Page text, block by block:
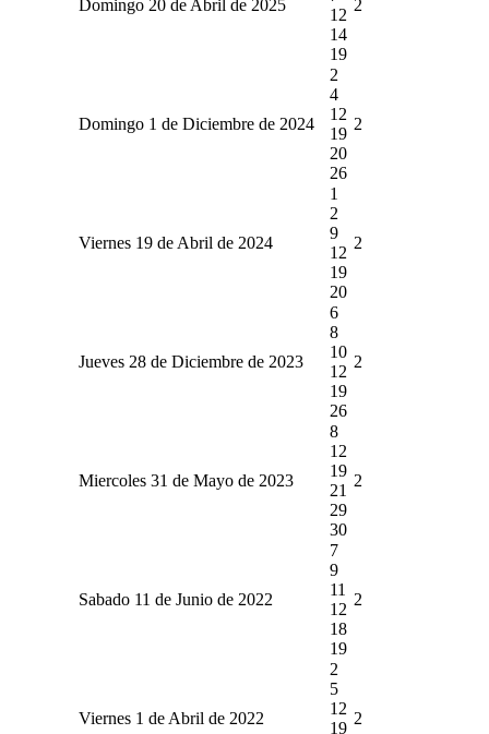
Domingo 20 de Abril de 2025
12
14
19
2
Domingo 1 de Diciembre de 2024
2
4
12
19
20
26
2
Viernes 19 de Abril de 2024
1
2
9
12
19
20
2
Jueves 28 de Diciembre de 2023
6
8
10
12
19
26
2
Miercoles 31 de Mayo de 2023
8
12
19
21
29
30
2
Sabado 11 de Junio de 2022
7
9
11
12
18
19
2
Viernes 1 de Abril de 2022
2
5
12
19
2